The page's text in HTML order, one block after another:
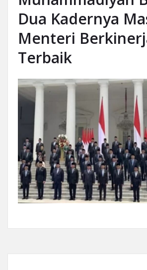
Dua Kadernya
Menteri
Terbaik